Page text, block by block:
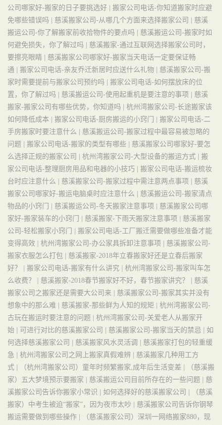
公司哪家好-搬家的日子要挑选好 | 搬家公司电话-你知道搬家时应避
免哪些错误吗 | 慈溪搬家公司-从哪几个方面来选择搬家公司 | 慈溪
搬运公司-你了解搬家前收拾物件的要点吗 | 慈溪搬运公司-搬家时如
何避免损失，你了解过吗 | 慈溪搬家-通过互联网选择搬家公司时，
要擦亮眼睛 | 慈溪搬家公司哪家好-搬家当天电话一定要保证畅
通 | 搬家公司电话-亲友乔迁新居时应送什么礼物 | 慈溪搬家公司-搬
家时需要提前与搬家公司预约吗 | 搬家公司电话-如何摆放床的位
置，你了解过吗 | 慈溪搬运公司-使用起重机是要注意的事项 | 慈溪
搬家-搬家公司有哪些优势，你知道吗 | 杭州湾搬家公司-长途搬家该
如何降低成本 | 搬家公司电话-厨房搬运的小窍门 | 搬家公司电话-二
手房搬家时要注意什么 | 慈溪搬运公司-搬家过程中最容易被忽略的
问题 | 搬家公司电话-搬家的类型有哪些 | 慈溪搬家公司哪家好-要怎
么选择正规的搬家公司 | 杭州湾搬家公司-大型设备的搬运方式 | 搬
家公司电话-整理厨房用品和电器的小技巧 | 搬家公司电话-搬运梳妆
台时应注意什么 | 慈溪搬家公司-搬家过程中需注意两点事项 | 慈溪
搬家公司哪家好-搬运电脑桌时应注意什么 | 慈溪搬运公司-搬家清点
物品的小窍门 | 慈溪搬运公司-冬天搬家注意事项 | 慈溪搬家公司哪
家好-搬家装车的小窍门 | 慈溪搬家-下雨天搬家注意事项 | 慈溪搬家
公司-轻松搬家小窍门 | 搬家公司电话-工厂搬迁需要做哪些准备才能
变得高效 | 杭州湾搬家公司-办公家具拆卸注意事项 | 慈溪搬家公司-
搬家衣服怎么打包 | 慈溪搬家-2018年立春搬家好还是立春后搬家
好？ | 搬家公司电话-搬家有什么讲究 | 杭州湾搬家公司-搬家叫车怎
么收费？ | 慈溪搬家-2018春节搬家好不好，春节搬家讲究？ | 慈溪
搬家公司之搬家还是需要大公司来 | 慈溪搬家公司-搬家其实并没有
想象中的那么难 | 慈溪搬家-那些鲜为人知的规矩 | 杭州湾搬家公司-
古玩在搬运时要注意的问题 | 杭州湾搬家公司-关爱老人从搬家开
始 |
可进行对比的慈溪搬家公司 | 慈溪搬家公司-搬家当天的禁忌 | 如
何选择慈溪搬家公司 | 慈溪搬家风水灵活调 | 慈溪搬家打包的轻重缓
急 | 杭州湾搬家公司之网上搬家真假难辨 | 慈溪搬家几种用工方
式 |
（杭州湾搬家公司）童年时频繁搬家,成年后生活变差 |
（慈溪搬
家）五大梦境预示要搬家 | 慈溪搬运公司目前所存在的一些问题 | 慈
溪搬家公司告诉你搬家小常识 | 如何选择好的慈溪搬家公司 |
（慈溪
搬家）中考生被迫“搬家”，因为夜市太吵 | 慈溪搬家公司告诉你钢琴
搬运需要做到哪些操作 |
（慈溪搬家公司）深圳一网络搬家880，现